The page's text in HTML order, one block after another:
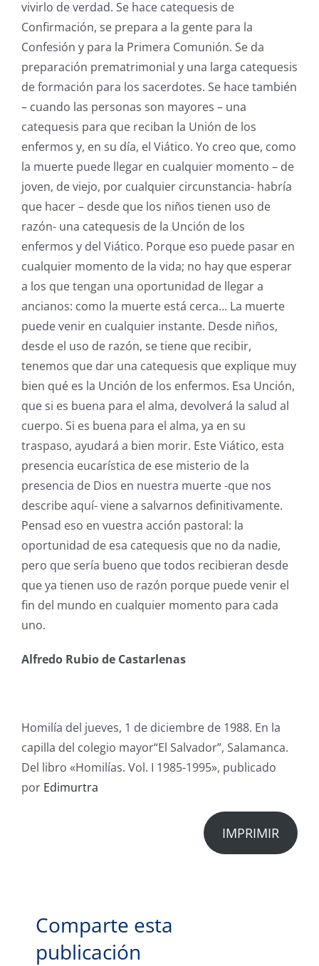
vivirlo de verdad. Se hace catequesis de
Confirmación, se prepara a la gente para la
Confesión y para la Primera Comunión. Se da
preparación prematrimonial y una larga catequesis
de formación para los sacerdotes. Se hace también
– cuando las personas son mayores – una
catequesis para que reciban la Unión de los
enfermos y, en su día, el Viático. Yo creo que, como
la muerte puede llegar en cualquier momento – de
joven, de viejo, por cualquier circunstancia- habría
que hacer – desde que los niños tienen uso de
razón- una catequesis de la Unción de los
enfermos y del Viático. Porque eso puede pasar en
cualquier momento de la vida; no hay que esperar
a los que tengan una oportunidad de llegar a
ancianos: como la muerte está cerca… La muerte
puede venir en cualquier instante. Desde niños,
desde el uso de razón, se tiene que recibir,
tenemos que dar una catequesis que explique muy
bien qué es la Unción de los enfermos. Esa Unción,
que si es buena para el alma, devolverá la salud al
cuerpo. Si es buena para el alma, ya en su
traspaso, ayudará a bien morir. Este Viático, esta
presencia eucarística de ese misterio de la
presencia de Dios en nuestra muerte -que nos
describe aquí- viene a salvarnos definitivamente.
Pensad eso en vuestra acción pastoral: la
oportunidad de esa catequesis que no da nadie,
pero que sería bueno que todos recibieran desde
que ya tienen uso de razón porque puede venir el
fin del mundo en cualquier momento para cada
uno.
Alfredo Rubio de Castarlenas
Homilía del jueves, 1 de diciembre de 1988. En la
capilla del colegio mayor“El Salvador”, Salamanca.
Del libro «Homilías. Vol. I 1985-1995», publicado
por Edimurtra
IMPRIMIR
Comparte esta
publicación